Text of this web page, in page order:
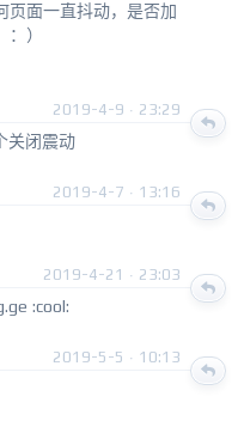
页面一直抖动，是否加
）
2019-4-9 · 23:29
关闭震动
2019-4-7 · 13:16
2019-4-21 · 23:03
:cool:
2019-5-5 · 10:13